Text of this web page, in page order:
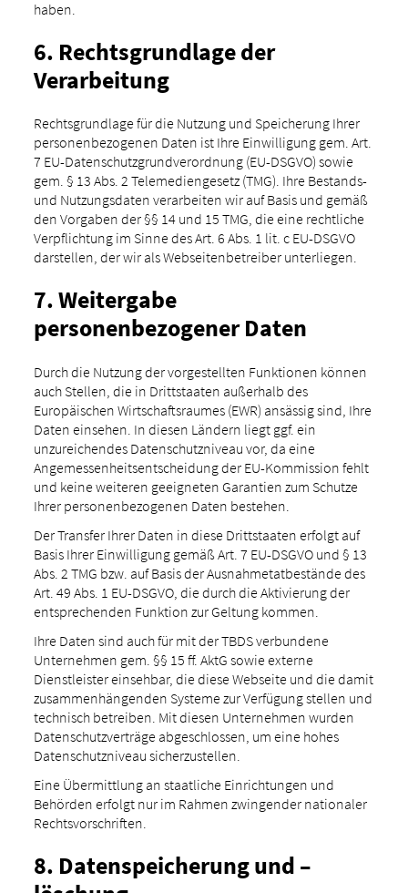
haben. ­
6. Rechtsgrundlage der
Verarbeitung
Rechtsgrundlage für die Nutzung und Speicherung Ihrer
personenbezogenen Daten ist Ihre Einwilligung gem. Art.
7 EU-Datenschutzgrundverordnung (EU-DSGVO) sowie
gem. § 13 Abs. 2 Telemediengesetz (TMG). Ihre Bestands-
und Nutzungsdaten verarbeiten wir auf Basis und gemäß
den Vorgaben der §§ 14 und 15 TMG, die eine rechtliche
Verpflichtung im Sinne des Art. 6 Abs. 1 lit. c EU-DSGVO
darstellen, der wir als Webseitenbetreiber unterliegen.
7. Weitergabe
personenbezogener Daten
Durch die Nutzung der vorgestellten Funktionen können
auch Stellen, die in Drittstaaten außerhalb des
Europäischen Wirtschaftsraumes (EWR) ansässig sind, Ihre
Daten einsehen. In diesen Ländern liegt ggf. ein
unzureichendes Datenschutzniveau vor, da eine
Angemessenheitsentscheidung der EU-Kommission fehlt
und keine weiteren geeigneten Garantien zum Schutze
Ihrer personenbezogenen Daten bestehen.
Der Transfer Ihrer Daten in diese Drittstaaten erfolgt auf
Basis Ihrer Einwilligung gemäß Art. 7 EU-DSGVO und § 13
Abs. 2 TMG bzw. auf Basis der Ausnahmetatbestände des
Art. 49 Abs. 1 EU-DSGVO, die durch die Aktivierung der
entsprechenden Funktion zur Geltung kommen.
Ihre Daten sind auch für mit der TBDS verbundene
Unternehmen gem. §§ 15 ff. AktG sowie externe
Dienstleister einsehbar, die diese Webseite und die damit
zusammenhängenden Systeme zur Verfügung stellen und
technisch betreiben. Mit diesen Unternehmen wurden
Datenschutzverträge abgeschlossen, um eine hohes
Datenschutzniveau sicherzustellen.
Eine Übermittlung an staatliche Einrichtungen und
Behörden erfolgt nur im Rahmen zwingender nationaler
Rechtsvorschriften.
8. Datenspeicherung und –